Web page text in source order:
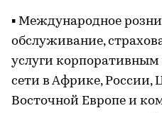
▪ Международное
обслуживание,
услуги
сети в Африке, России,
Восточной Европе и